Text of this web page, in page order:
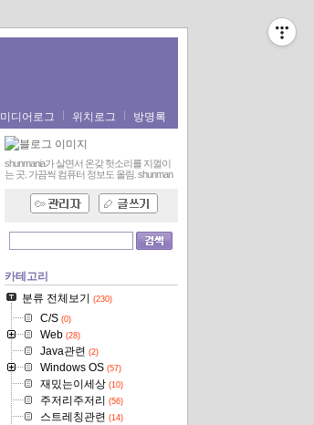
미디어로그 위치로그 방명록
shunmania가 살면서 온갖 헛소리를 지껄이
는 곳. 가끔씩 컴퓨터 정보도 올림. shunman
카테고리
분류 전체보기
(230)
C/S(0)
Web(28)
Java관련 (2)
Windows OS(57)
재밌는이세상(10)
주저리주저리 (56)
스트레칭관련 (14)